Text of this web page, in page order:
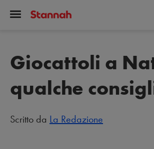
Giocattoli a
qualche
Scritto da La Redazione